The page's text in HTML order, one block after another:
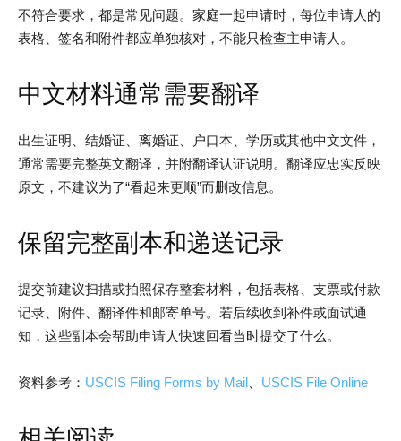
不符合要求，都是常见问题。家庭一起申请时，每位申请人的
表格、签名和附件都应单独核对，不能只检查主申请人。
中文材料通常需要翻译
出生证明、结婚证、离婚证、户口本、学历或其他中文文件，
通常需要完整英文翻译，并附翻译认证说明。翻译应忠实反映
原文，不建议为了“看起来更顺”而删改信息。
保留完整副本和递送记录
提交前建议扫描或拍照保存整套材料，包括表格、支票或付款
记录、附件、翻译件和邮寄单号。若后续收到补件或面试通
知，这些副本会帮助申请人快速回看当时提交了什么。
资料参考： USCIS Filing Forms by Mail USCIS File Online